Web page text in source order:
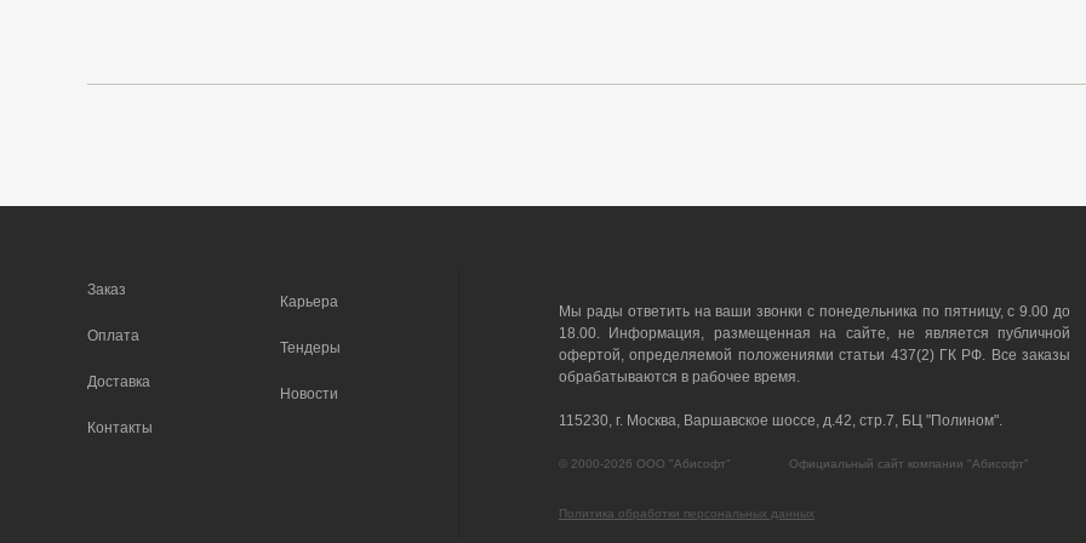
Заказ
Оплата
Доставка
Контакты
Карьера
Тендеры
Новости
Мы рады ответить на ваши звонки с понедельника по пятницу, с 9.00 до
18.00. Информация, размещенная на сайте, не является публичной
офертой, определяемой положениями статьи 437(2) ГК РФ. Все заказы
обрабатываются в рабочее время.
115230, г. Москва, Варшавское шоссе, д.42, стр.7, БЦ "Полином".
© 2000-2026 ООО "Абисофт" Официальный сайт компании "Абисофт"
Политика обработки персональных данных